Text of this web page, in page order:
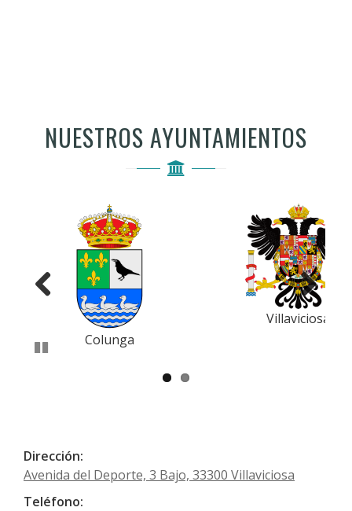
NUESTROS AYUNTAMIENTOS
Colunga
Villaviciosa
Anterior Siguiente
Dirección:
Avenida del Deporte, 3 Bajo, 33300 Villaviciosa
Teléfono: